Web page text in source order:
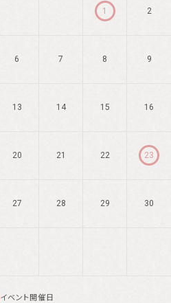
1 2
6 7 8 9
13 14 15 16
20 21 22 23
27 28 29 30
イベント開催日